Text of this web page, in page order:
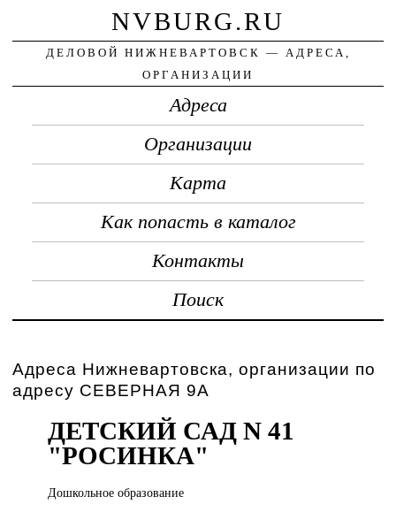
NVBURG.RU
ДЕЛОВОЙ НИЖНЕВАРТОВСК — АДРЕСА,
ОРГАНИЗАЦИИ
Адреса
Организации
Карта
Как попасть в каталог
Контакты
Поиск
Адреса Нижневартовска, организации по
адресу СЕВЕРНАЯ 9А
ДЕТСКИЙ САД N 41
"РОСИНКА"
Дошкольное образование